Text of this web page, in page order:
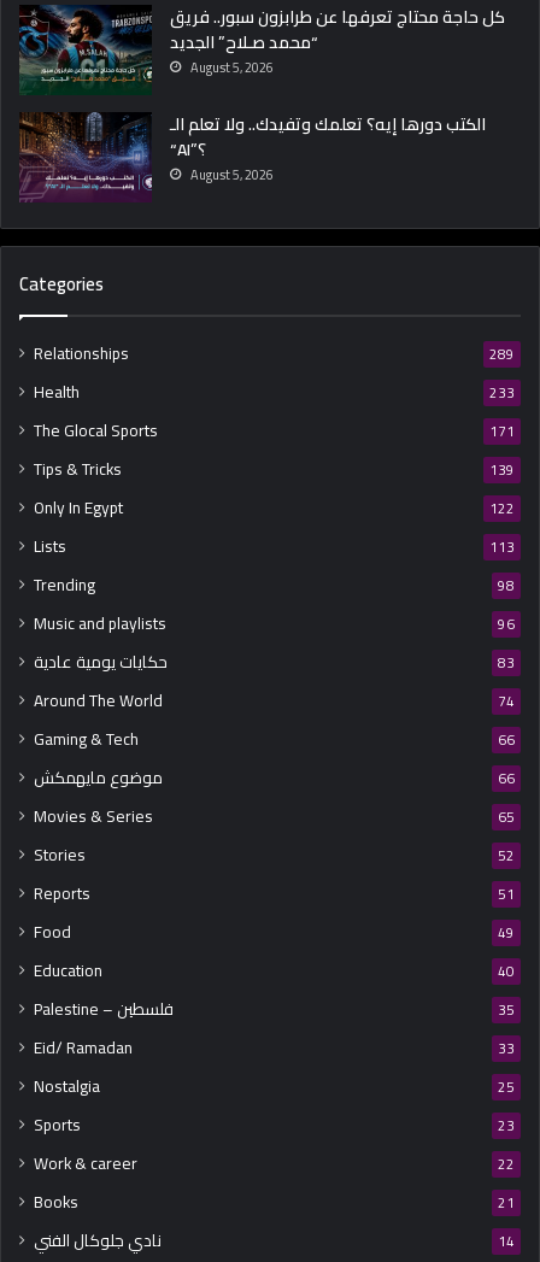
كل حاجة محتاج تعرفها عن طرابزون سبور.. فريق
“محمد صـلاح” الجديد
August 5, 2026
الكتب دورها إيه؟ تعلمك وتفيدك.. ولا تعلم الـ
“AI”؟
August 5, 2026
Categories
Relationships 289
Health 233
The Glocal Sports 171
Tips & Tricks 139
Only In Egypt 122
Lists 113
Trending 98
Music and playlists 96
حكايات يومية عادية 83
Around The World 74
Gaming & Tech 66
موضوع مايهمكش 66
Movies & Series 65
Stories 52
Reports 51
Food 49
Education 40
Palestine – فلسطين 35
Eid/ Ramadan 33
Nostalgia 25
Sports 23
Work & career 22
Books 21
نادي جلوكال الفني 14